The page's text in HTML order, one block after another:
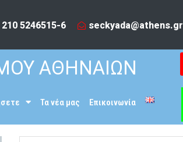
210 5246515-6​ seckyada@athens.gr
ΑΘΗΝΑΙΩΝ
Τα νέα μας Επικοινωνία